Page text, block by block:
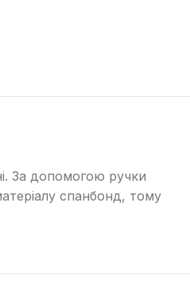
За допомогою ручки
спанбонд, тому